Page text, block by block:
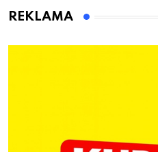
dzieci
REKLAMA